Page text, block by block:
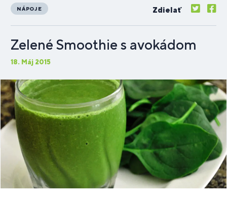
NÁPOJE Zdielať
Zelené Smoothie s avokádom
18. Máj 2015